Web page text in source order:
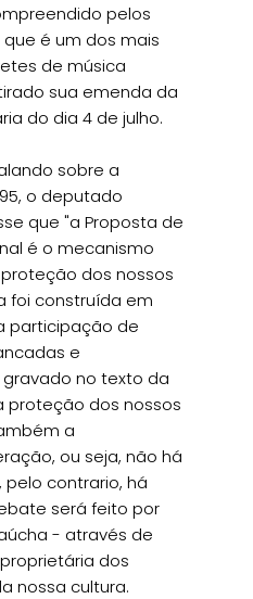
pelos
é um dos mais
de música
sua emenda da
do dia 4 de julho.
sobre a
o deputado
que "a Proposta de
é o mecanismo
dos nossos
foi construída em
participação de
e
no texto da
proteção dos nossos
a
ou seja, não há
contrario, há
será feito por
- através de
dos
nossa cultura.